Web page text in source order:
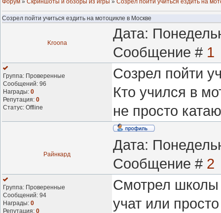
Форум » Скриншоты и обзоры из игры » Созрел пойти учиться ездить на
Созрел пойти учиться ездить на мотоцикле в Москве
Kroona
Дата:
Сообщение # 1
Группа: Проверенные
Сообщений: 96
Награды: 0
Репутация: 0
Статус: Offline
Созрел пойти
Кто учился в
не просто
Райнкард
Дата:
Сообщение # 2
Группа: Проверенные
Сообщений: 94
Награды: 0
Репутация: 0
Смотрел
учат или